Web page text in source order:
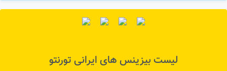
لیست بیزینس های ایرانی تورنتو